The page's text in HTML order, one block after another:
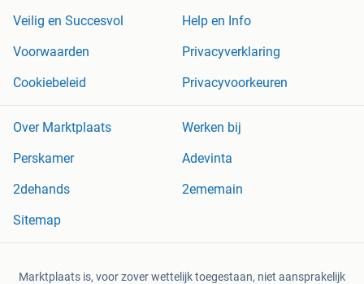
Veilig en Succesvol
Help en Info
Voorwaarden
Privacyverklaring
Cookiebeleid
Privacyvoorkeuren
Over Marktplaats
Werken bij
Perskamer
Adevinta
2dehands
2ememain
Sitemap
Marktplaats is, voor zover wettelijk toegestaan, niet aansprakelijk